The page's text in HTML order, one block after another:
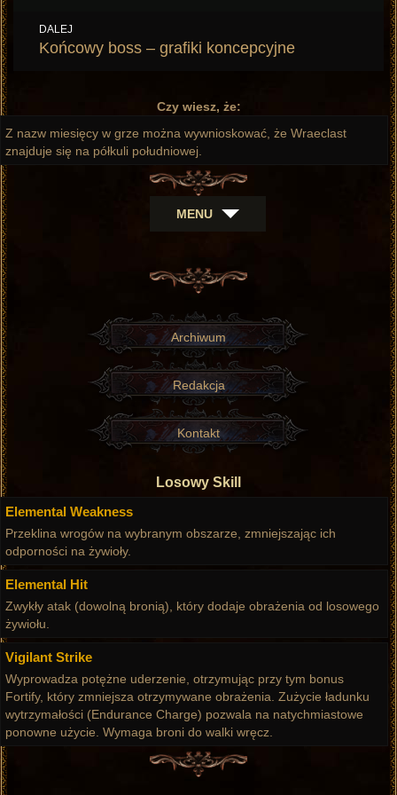
DALEJ
Następny
Końcowy boss – grafiki koncepcyjne
Czy wiesz, że:
Z nazw miesięcy w grze można wywnioskować, że Wraeclast
znajduje się na półkuli południowej.
MENU
Archiwum
Redakcja
Kontakt
Losowy Skill
Elemental Weakness
Przeklina wrogów na wybranym obszarze, zmniejszając ich
odporności na żywioły.
Elemental Hit
Zwykły atak (dowolną bronią), który dodaje obrażenia od losowego
żywiołu.
Vigilant Strike
Wyprowadza potężne uderzenie, otrzymując przy tym bonus
Fortify, który zmniejsza otrzymywane obrażenia. Zużycie ładunku
wytrzymałości (Endurance Charge) pozwala na natychmiastowe
ponowne użycie. Wymaga broni do walki wręcz.